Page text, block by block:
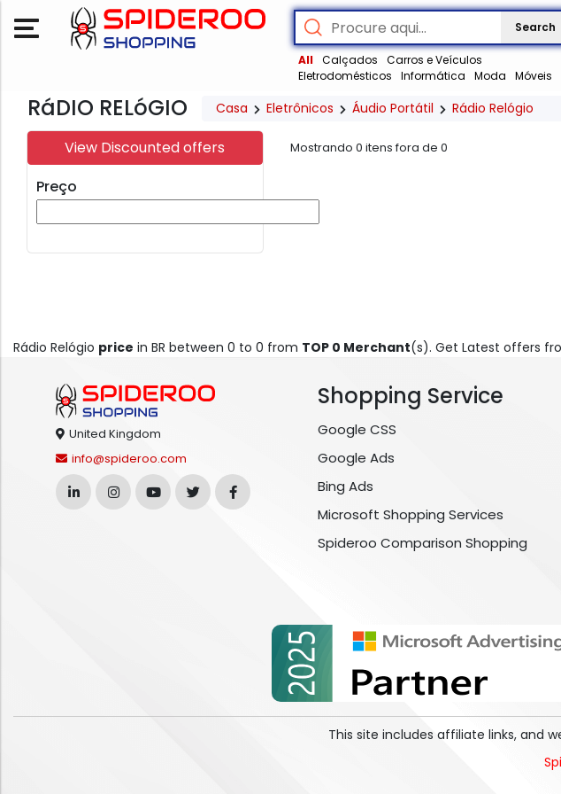
Search
All Calçados
Carros e Veículos
Eletrodomésticos
Informática Moda Móveis
RáDIO RELóGIO Casa Eletrônicos Áudio Portátil Rádio Relógio
View Discounted offers
Preço
Mostrando 0 itens fora de 0
Rádio Relógio price in BR between 0 to 0 from TOP 0 Merchant(s). Get Latest offers
United Kingdom
info@spideroo.com
Shopping Service
Google CSS
Google Ads
Bing Ads
Microsoft Shopping Services
Spideroo Comparison Shopping
This site includes affiliate links, and